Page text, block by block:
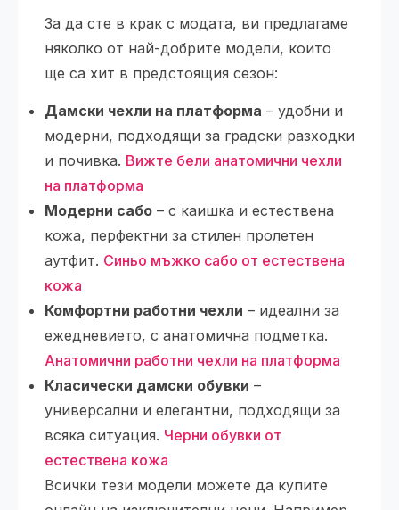
За да сте в крак с модата, ви предлагаме
няколко от най-добрите модели, които
ще са хит в предстоящия сезон:
Дамски чехли на платформа – удобни и
модерни, подходящи за градски разходки
и почивка. Вижте бели анатомични чехли
на платформа
Модерни сабо – с каишка и естествена
кожа, перфектни за стилен пролетен
аутфит. Синьо мъжко сабо от естествена
кожа
Комфортни работни чехли – идеални за
ежедневието, с анатомична подметка.
Анатомични работни чехли на платформа
Класически дамски обувки –
универсални и елегантни, подходящи за
всяка ситуация. Черни обувки от
естествена кожа
Всички тези модели можете да купите